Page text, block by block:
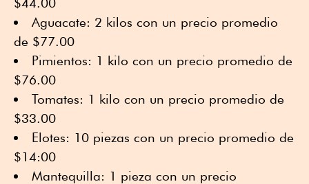
Aguacate: 2 kilos con un precio promedio
de $77.00
Pimientos: 1 kilo con un precio promedio de
$76.00
Tomates: 1 kilo con un precio promedio de
$33.00
Elotes: 10 piezas con un precio promedio de
$14:00
Mantequilla: 1 pieza con un precio